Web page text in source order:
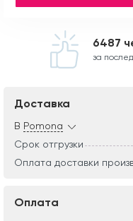
6487
за
Доставка
В Pomona
Срок отгрузки
Оплата доставки
Оплата